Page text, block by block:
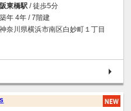
阪東橋駅 / 徒歩5分
築年 4年 / 7階建
神奈川県横浜市南区白妙町１丁目